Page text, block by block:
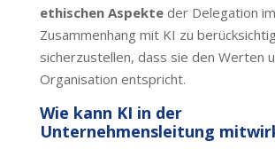
ethischen Aspekteder Delegation im
Zusammenhang mit KI zu
sicherzustellen, dass sie den Werten
Organisation entspricht.
Wie kann KI in der
Unternehmensleitung